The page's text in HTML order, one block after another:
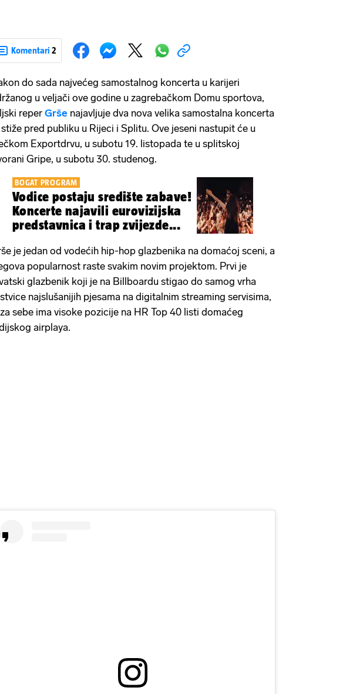
Komentari 2
do sada najvećeg samostalnog koncerta u karijeri
u veljači ove godine u zagrebačkom Domu sportova,
reper Grše najavljuje dva nova velika samostalna koncerta
pred publiku u Rijeci i Splitu. Ove jeseni nastupit će u
Exportdrvu, u subotu 19. listopada te u splitskoj
Gripe, u subotu 30. studenog.
BOGAT PROGRAM
Vodice postaju središte zabave!
Koncerte najavili eurovizijska
predstavnica i trap zvijezde...
je jedan od vodećih hip-hop glazbenika na domaćoj sceni, a
popularnost raste svakim novim projektom. Prvi je
glazbenik koji je na Billboardu stigao do samog vrha
najslušanijih pjesama na digitalnim streaming servisima,
sebe ima visoke pozicije na HR Top 40 listi domaćeg
airplaya.